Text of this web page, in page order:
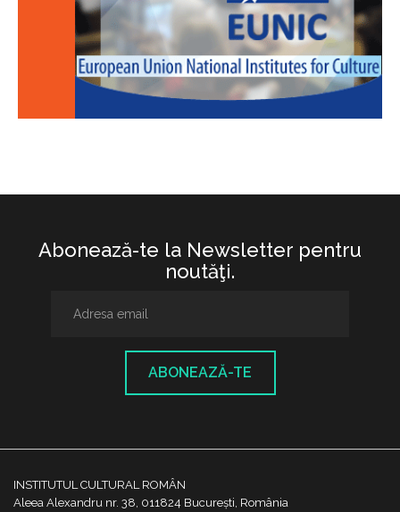
Abonează-te la Newsletter pentru
noutăţi.
ABONEAZĂ-TE
INSTITUTUL CULTURAL ROMÂN
Aleea Alexandru nr. 38, 011824 București, România